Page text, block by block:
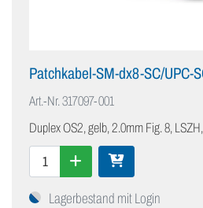
Patchkabel-SM-dx8-SC/UPC-
Art.-Nr.317097-001
Duplex OS2, gelb, 2.0mm Fig. 8,
Lagerbestand mit Login